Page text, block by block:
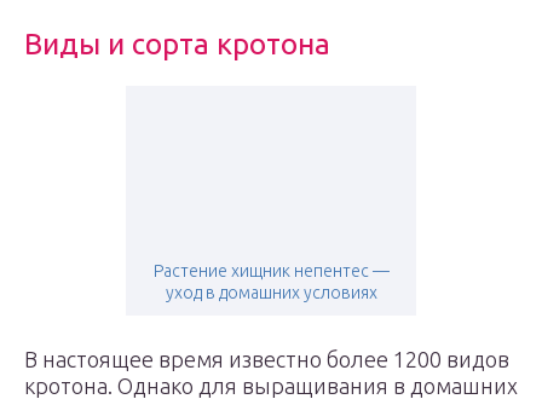
Виды и сорта кротона
Растение хищник непентес —
уход в домашних условиях
В настоящее время известно более 1200 видов
кротона. Однако для выращивания в домашних